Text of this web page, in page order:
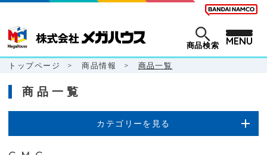
商品検索 MENU
トップページ > 商品情報 > 商品一覧
商品一覧
カテゴリーを見る